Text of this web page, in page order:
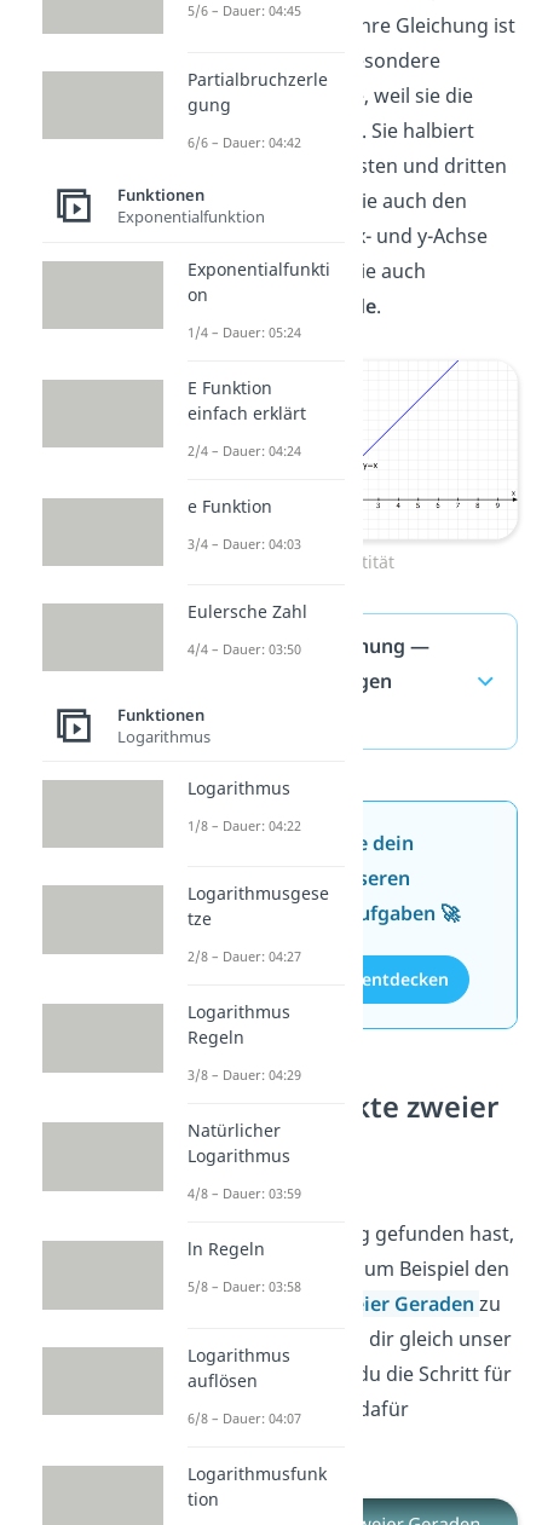
nennt. Ihre Gleichung ist
y=x. Sie ist eine besondere
Ursprungsgerade, weil sie die
Steigung m=1 hat. Sie halbiert
deswegen den ersten und dritten
Quadranten. Da sie auch den
Winkel zwischen x- und y-Achse
schneidet, heißt sie auch
Winkelhalbierende.
Identität
Geradengleichung —
häufigste Fragen
Jetzt neu: Teste dein
Wissen mit unseren
kostenlosen Aufgaben 🚀
Aufgaben entdecken
Schnittpunkte zweier
Geraden
Nachdem du eine
Geradengleichung gefunden hast,
kannst du damit zum Beispiel den
Schnittpunkt zweier Geradenzu
berechnen. Schau dir gleich unser
Video an, in dem du die Schritt für
Schritt Anleitung dafür
5/6 – Dauer: 04:45
Partialbruchzerle
gung
6/6 – Dauer: 04:42
Funktionen
Exponentialfunktion
Exponentialfunkti
on
1/4 – Dauer: 05:24
E Funktion
einfach erklärt
2/4 – Dauer: 04:24
e Funktion
3/4 – Dauer: 04:03
Eulersche Zahl
4/4 – Dauer: 03:50
Funktionen
Logarithmus
Logarithmus
1/8 – Dauer: 04:22
Logarithmusgese
tze
2/8 – Dauer: 04:27
Logarithmus
Regeln
3/8 – Dauer: 04:29
Natürlicher
Logarithmus
4/8 – Dauer: 03:59
ln Regeln
5/8 – Dauer: 03:58
Logarithmus
auflösen
6/8 – Dauer: 04:07
Logarithmusfunk
tion